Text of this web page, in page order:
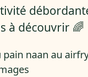
à découvrir 🌈
pain naan au